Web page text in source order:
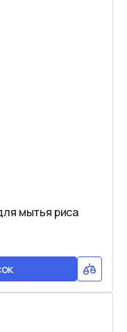
мытья риса